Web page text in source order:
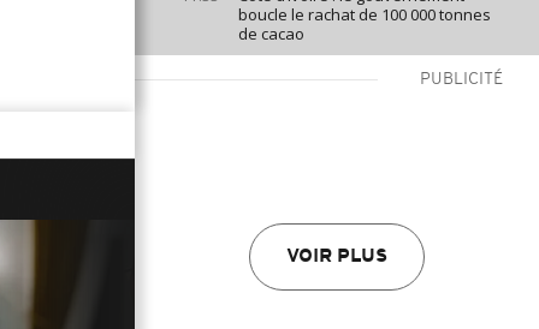
boucle le rachat de 100 000 tonnes
de cacao
PUBLICITÉ
VOIR PLUS